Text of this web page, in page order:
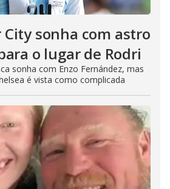
sonha com astro
o lugar de Rodri
sonha com Enzo Fernández, mas
é vista como complicada